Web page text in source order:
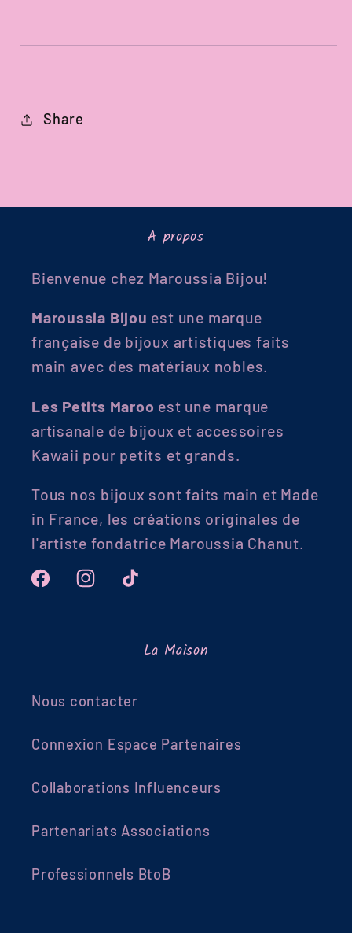
Share
A propos
Bienvenue chez Maroussia Bijou!
Maroussia Bijou est une marque
française de bijoux artistiques faits
main avec des matériaux nobles.
Les Petits Maroo est une marque
artisanale de bijoux et accessoires
Kawaii pour petits et grands.
Tous nos bijoux sont faits main et Made
in France, les créations originales de
l'artiste fondatrice Maroussia Chanut.
FacebookInstagramTikTok
La Maison
Nous contacter
Connexion Espace Partenaires
Collaborations Influenceurs
Partenariats Associations
Professionnels BtoB